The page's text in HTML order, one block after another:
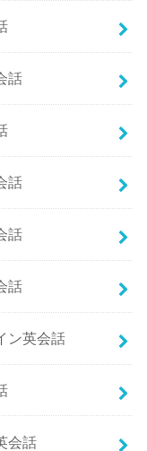
話
話
話
話
ン英会話
会話